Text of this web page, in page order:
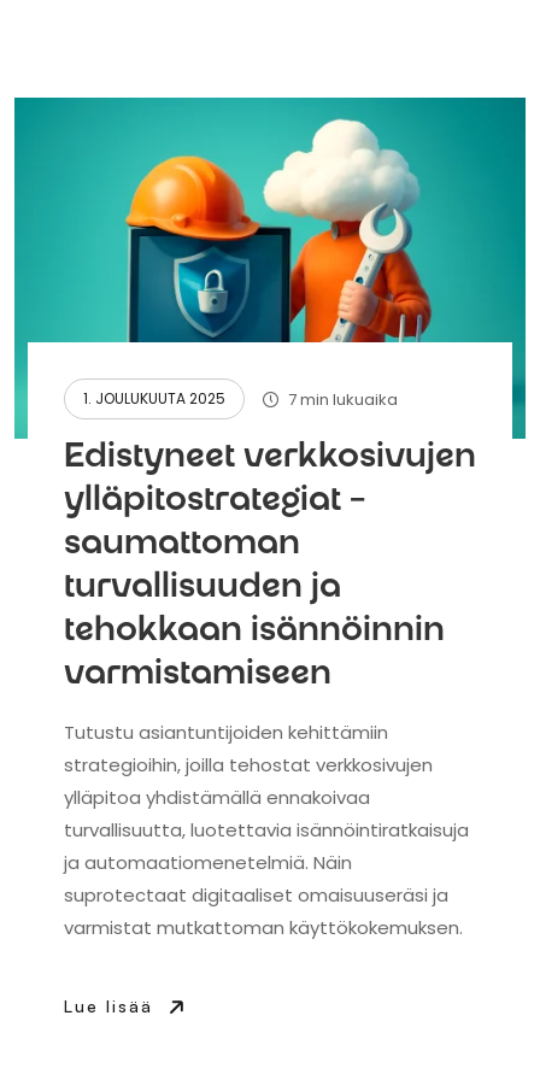
1. JOULUKUUTA 2025 7 min lukuaika
Edistyneet verkkosivujen
ylläpitostrategiat –
saumattoman
turvallisuuden ja
tehokkaan isännöinnin
varmistamiseen
Tutustu asiantuntijoiden kehittämiin
strategioihin, joilla tehostat verkkosivujen
ylläpitoa yhdistämällä ennakoivaa
turvallisuutta, luotettavia isännöintiratkaisuja
ja automaatiomenetelmiä. Näin
suprotectaat digitaaliset omaisuuseräsi ja
varmistat mutkattoman käyttökokemuksen.
Lue lisää